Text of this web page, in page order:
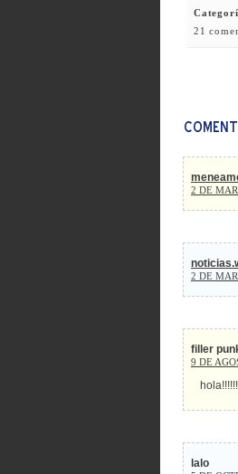
21
2 DE
2 DE
filler
9 DE
lalo